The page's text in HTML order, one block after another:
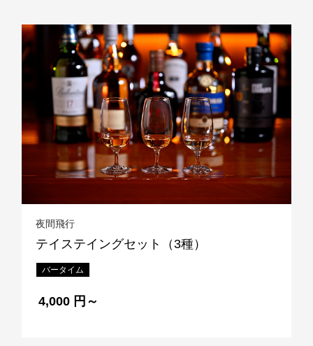
夜間飛行
テイステイングセット（3種）
バータイム
4,000 円～